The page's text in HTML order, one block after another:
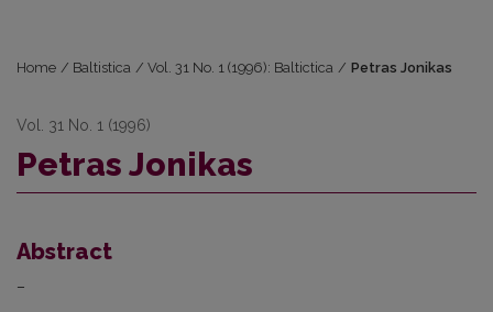
Home / Baltistica / Vol. 31 No. 1 (1996): Baltictica / Petras Jonikas
Vol. 31 No. 1 (1996)
Petras Jonikas
Abstract
–